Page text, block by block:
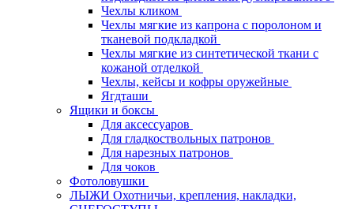
Чехлы кликом
Чехлы мягкие из капрона с поролоном и
тканевой подкладкой
Чехлы мягкие из синтетической ткани с
кожаной отделкой
Чехлы, кейсы и кофры оружейные
Ягдташи
Ящики и боксы
Для аксессуаров
Для гладкоствольных патронов
Для нарезных патронов
Для чоков
Фотоловушки
ЛЫЖИ Охотничьи, крепления, накладки,